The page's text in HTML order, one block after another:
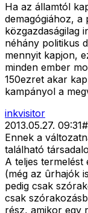
Ha az államtól
demagógiához, a
közgazdaságilag
néhány politikus
mennyit kapjon,
minden ember
150ezret akar
kampányol a
inkvisitor
2013.05.27. 09:31#
Ennek a
található
A teljes
(még az ûrhajók
pedig csak
csak
rész, amikor egy